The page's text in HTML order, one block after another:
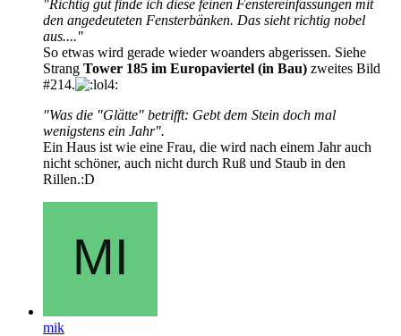
"Richtig gut finde ich diese feinen Fenstereinfassungen mit
den angedeuteten Fensterbänken. Das sieht richtig nobel
aus...."
So etwas wird gerade wieder woanders abgerissen. Siehe
Strang Tower 185 im Europaviertel (in Bau) zweites Bild
#214.
"Was die "Glätte" betrifft: Gebt dem Stein doch mal
wenigstens ein Jahr".
Ein Haus ist wie eine Frau, die wird nach einem Jahr auch
nicht schöner, auch nicht durch Ruß und Staub in den
Rillen.:D
mik